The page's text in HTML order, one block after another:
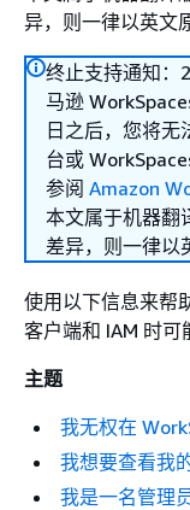
异，则一律以英文
终止支持通知：
马逊
日之后，您将无
台或
参阅 Amazon
本文属于机器翻
差异，则一律以
使用以下信息来帮
客户端和 IAM 时可
主题
我无权在
我想要查看我
我是一名管理